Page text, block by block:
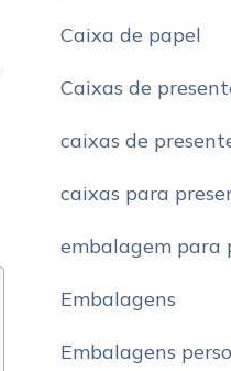
Caixa de papel
Caixas de
caixas de
caixas para
embalagem para
Embalagens
Embalagens